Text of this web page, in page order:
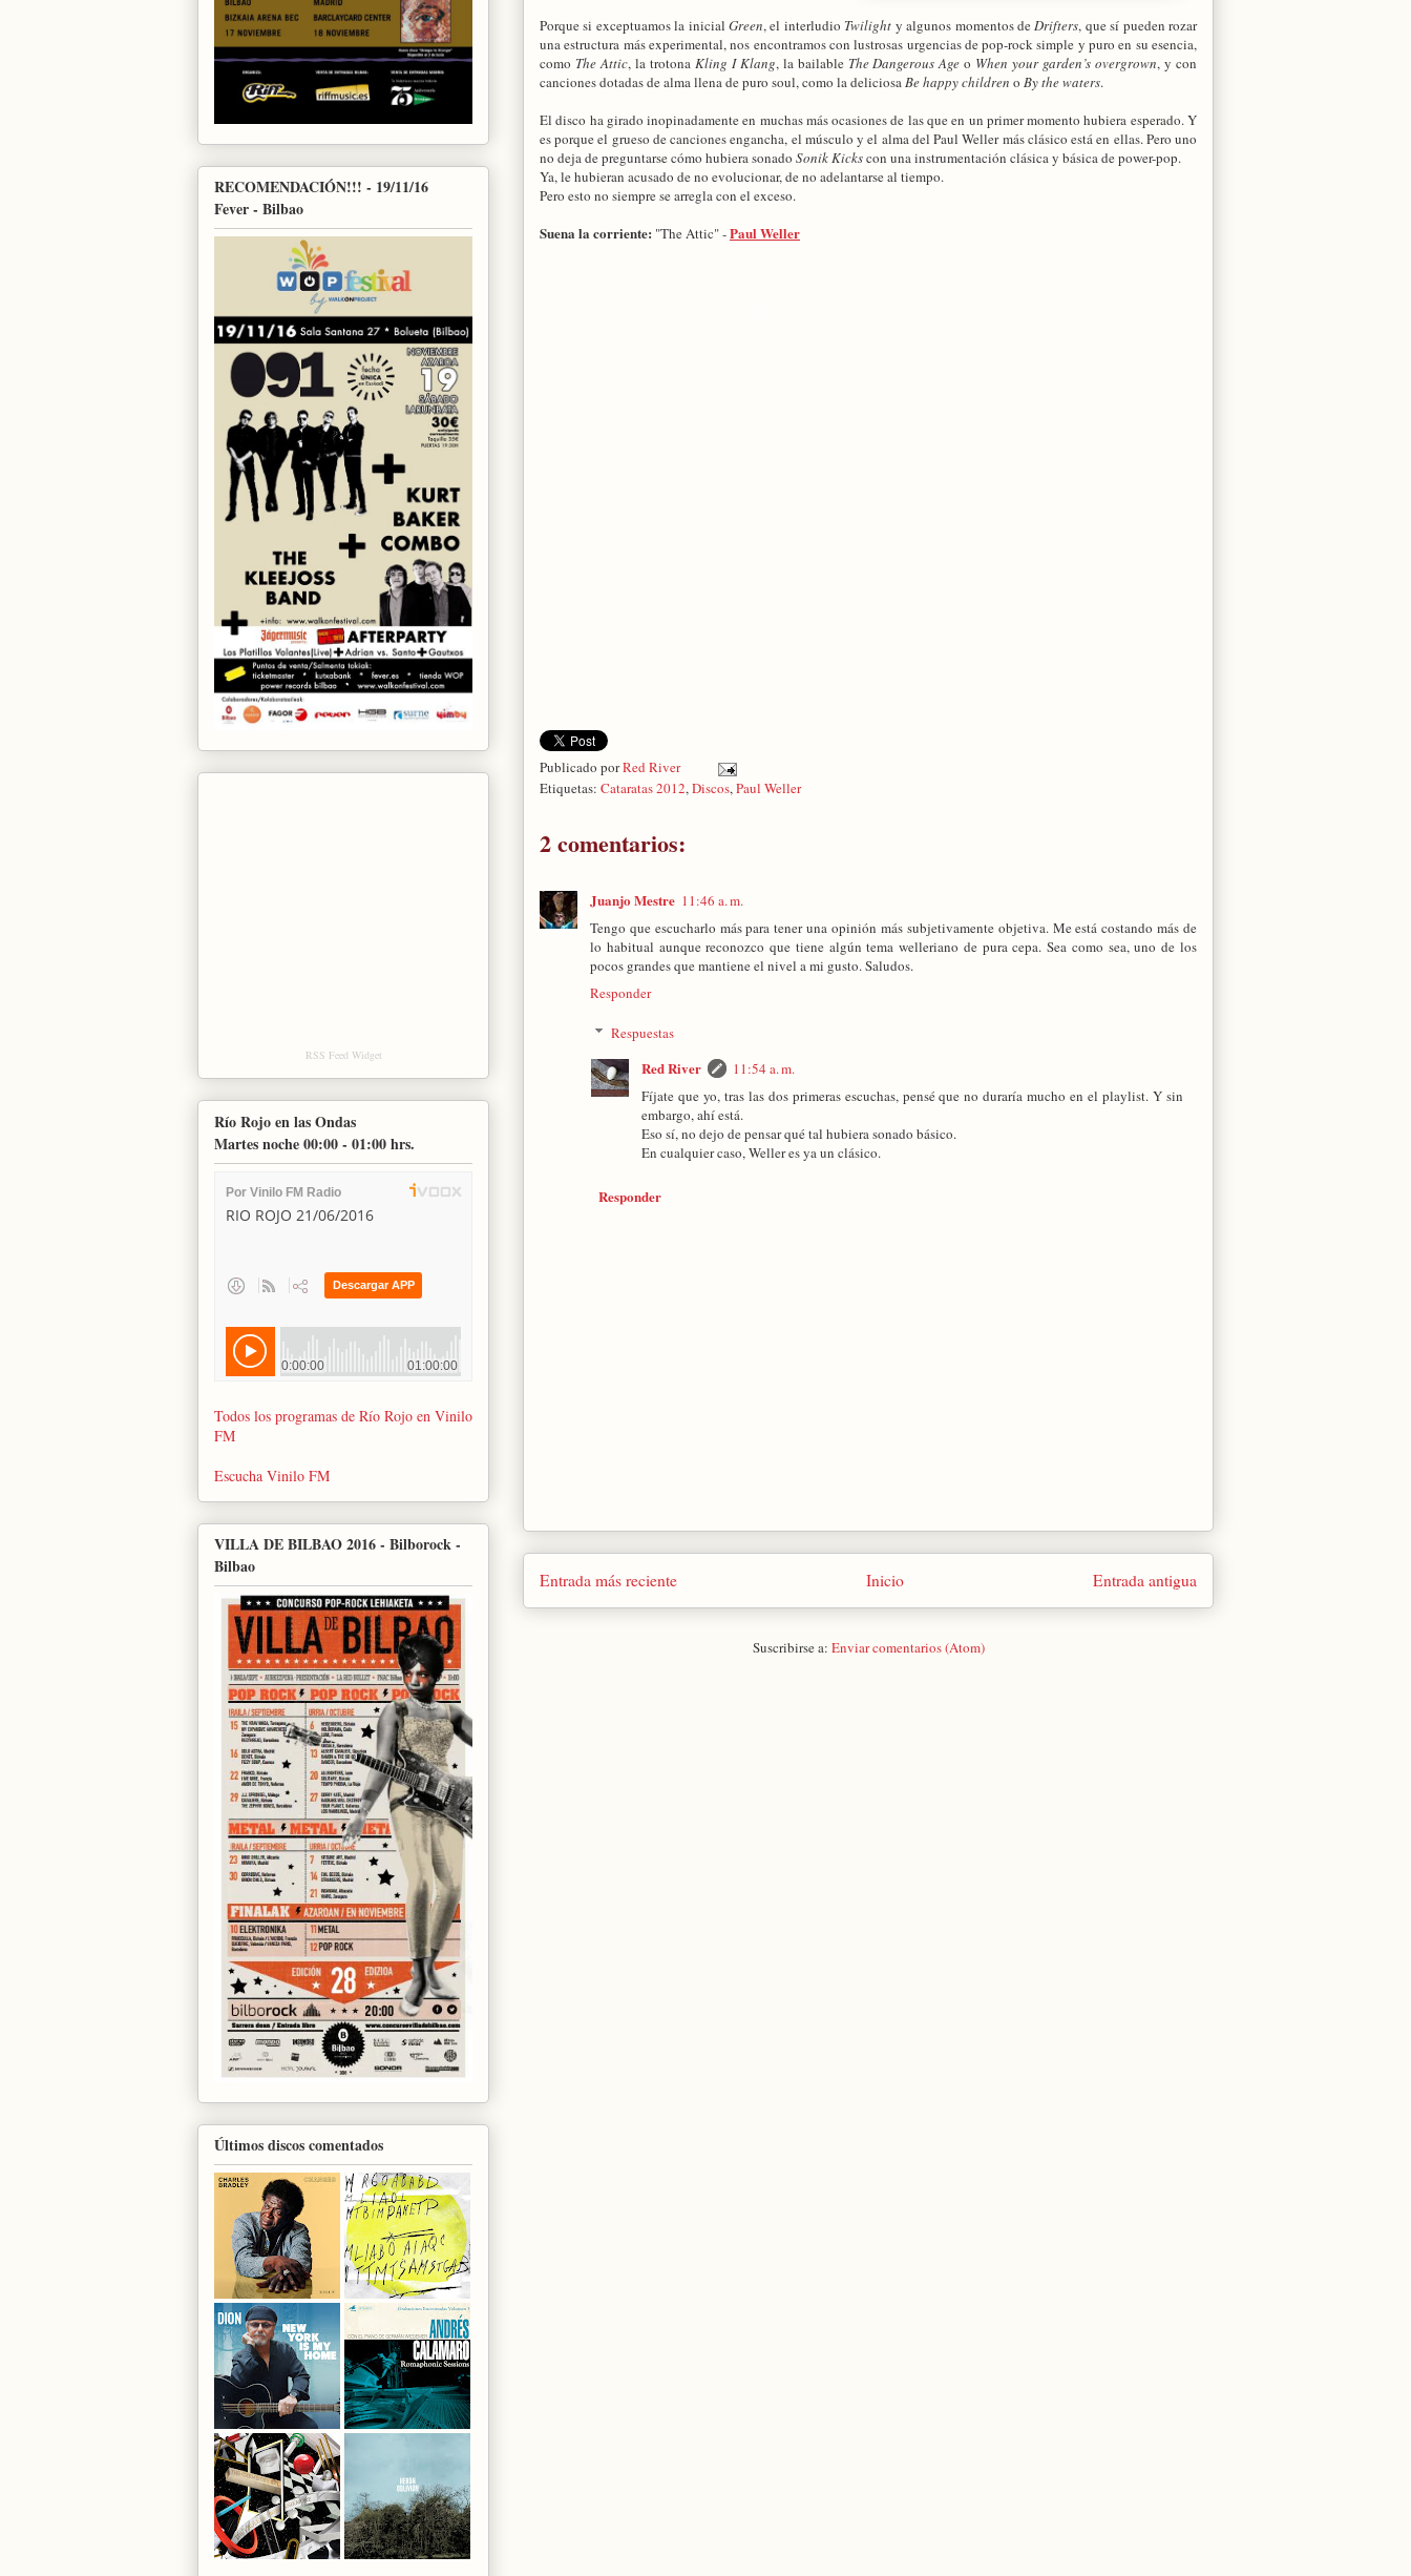
Porque si exceptuamos la inicialGreen, el interludio Twilight y algunos momentos de Drifters, que sí pueden rozar
una estructura más experimental, nos encontramos con lustrosas urgencias de pop-rock simple y puro en su esencia,
como The Attic, la trotona Kling I Klang, la bailable The Dangerous Age o When your garden’s overgrown, y con
canciones dotadas de alma llena de puro soul, como la deliciosa Be happy children o By the waters.
El disco ha girado inopinadamente en muchas más ocasiones de las que en un primer momento hubiera esperado. Y
es porque el grueso de canciones engancha, el músculo y el alma del Paul Weller más clásico está en ellas. Pero uno
no deja de preguntarse cómo hubiera sonado Sonik Kickscon una instrumentación clásica y básica de power-pop.
Ya, le hubieran acusado de no evolucionar, de no adelantarse al tiempo.
Pero esto no siempre se arregla con el exceso.
Suena la corriente: "The Attic" -Paul Weller
Publicado porRed River
Etiquetas: Cataratas 2012,Discos,Paul Weller
2 comentarios:
Juanjo Mestre 11:46 a. m.
Tengo que escucharlo más para tener una opinión más subjetivamente objetiva. Me está costando más de
lo habitual aunque reconozco que tiene algún tema welleriano de pura cepa. Sea como sea, uno de los
pocos grandes que mantiene el nivel a mi gusto. Saludos.
Responder
Respuestas
Red River
11:54 a. m.
Fíjate que yo, tras las dos primeras escuchas, pensé que no duraría mucho en el playlist. Y sin
embargo, ahí está.
Eso sí, no dejo de pensar qué tal hubiera sonado básico.
En cualquier caso, Weller es ya un clásico.
Responder
Entrada más reciente Entrada antigua
Inicio
Suscribirse a: Enviar comentarios (Atom)
RECOMENDACIÓN!!! - 19/11/16
Fever - Bilbao
RSS Feed Widget
Río Rojo en las Ondas
Martes noche 00:00 - 01:00 hrs.
Todos los programas de Río Rojo en Vinilo
FM
Escucha Vinilo FM
VILLA DE BILBAO 2016 - Bilborock -
Bilbao
Últimos discos comentados